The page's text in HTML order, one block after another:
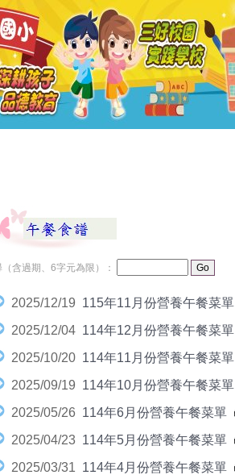
含過期、6字元為限）：
2025/12/19 115年11月份營養午餐菜單
2025/12/04 114年12月份營養午餐菜單
2025/10/20 114年11月份營養午餐菜單
2025/09/19 114年10月份營養午餐菜單
2025/05/26 114年6月份營養午餐菜單
2025/04/23 114年5月份營養午餐菜單
2025/03/31 114年4月份營養午餐菜單